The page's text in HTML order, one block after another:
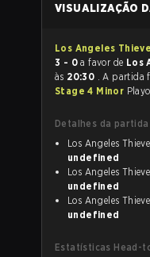
VISUALIZAÇÃO
Los Angeles
3 - 0 a favor de Los
às 20:30 . A partida
Stage 4 Minor
Detalhes da partida
Los Angeles
undefined
Los Angeles
undefined
Los Angeles
undefined
Estatísticas Head-